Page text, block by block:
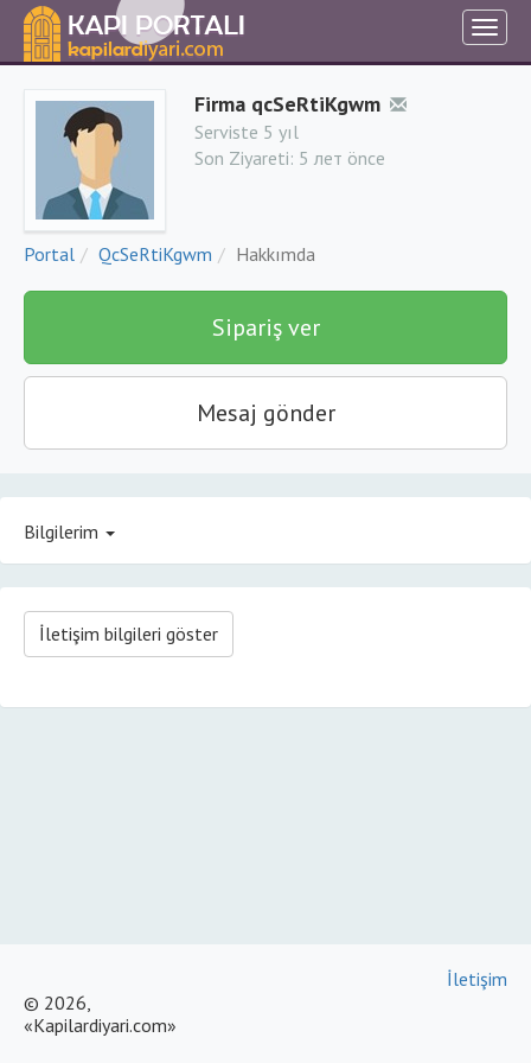
Firma qcSeRtiKgwm
Serviste 5 yıl
Son Ziyareti: 5 лет önce
Portal QcSeRtiKgwm Hakkımda
Sipariş ver
Mesaj gönder
Bilgilerim
İletişim bilgileri göster
© 2026,
«Kapilardiyari.com»
İletişim